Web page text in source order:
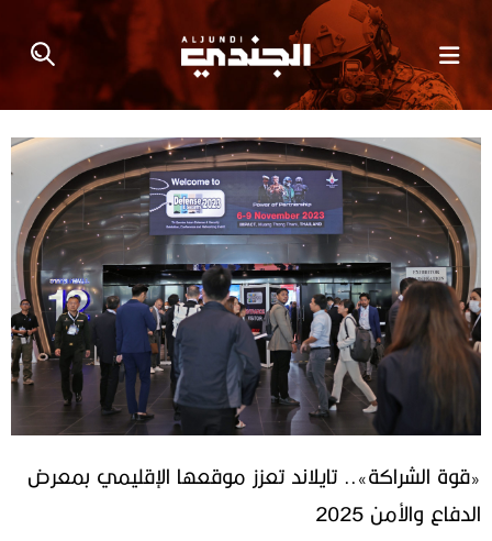
«قوة الشراكة».. تايلاند تعزز موقعها الإقليمي بمعرض
الدفاع والأمن 2025